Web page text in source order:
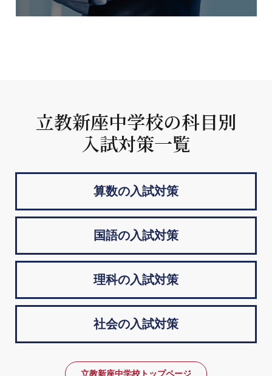
立教新座中学校の科目別
入試対策一覧
算数の入試対策
国語の入試対策
理科の入試対策
社会の入試対策
立教新座中学校トップページ